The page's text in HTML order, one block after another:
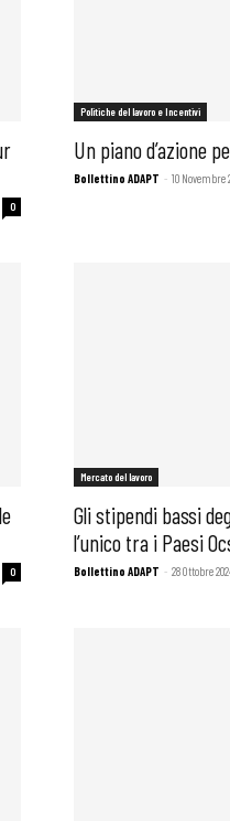
0
Politiche del lavoro e Incentivi
Un piano d’azione
Bollettino ADAPT - 10 Novembre
0
Mercato del lavoro
Gli stipendi bassi
l’unico tra i Paesi
Bollettino ADAPT - 28 Ottobre